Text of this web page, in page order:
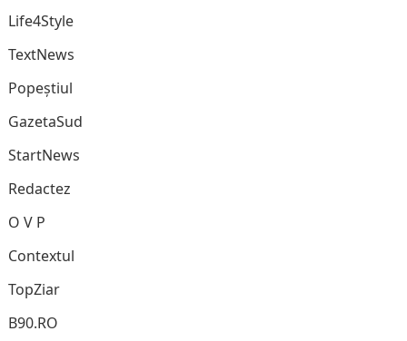
Life4Style
TextNews
Popeștiul
GazetaSud
StartNews
Redactez
O V P
Contextul
TopZiar
B90.RO